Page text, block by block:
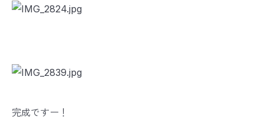
完成ですー！